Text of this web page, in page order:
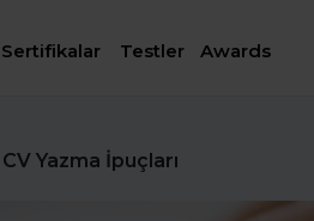
Sertifikalar Testler Awards
Yazma İpuçları